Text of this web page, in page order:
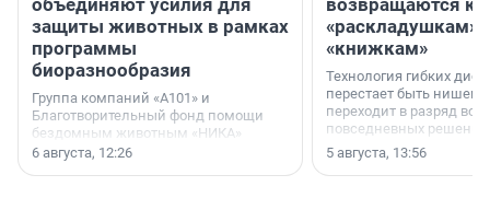
объединяют усилия для
защиты животных в рамках
программы
биоразнообразия
Группа компаний «А101» и
Благотворительный фонд помощи
бездомным животным «НИКА»
заключили соглашение о
6 августа, 12:26
возвращаются к
«раскладушкам»
«книжкам»
Технология гибких
перестает быть
переходит в разряд
повседневных
5 августа, 13:56